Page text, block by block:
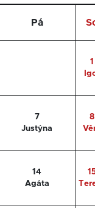
Pá
1
7
Justýna
8
14
Agáta